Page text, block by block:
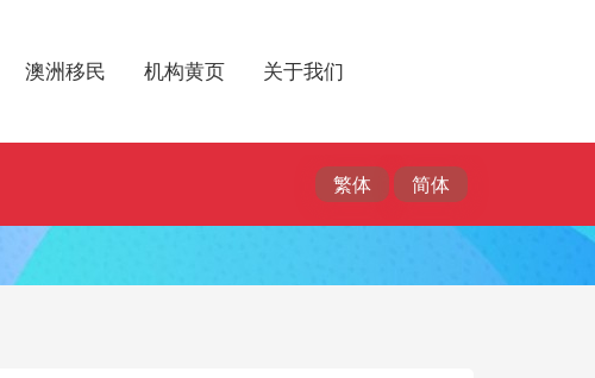
澳洲移民 机构黄页 关于我们